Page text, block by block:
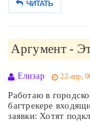
ЧИТАТЬ
Аргумент -
Елизар 22-апр,
Работаю в
багтрекере
заявки: Хотят